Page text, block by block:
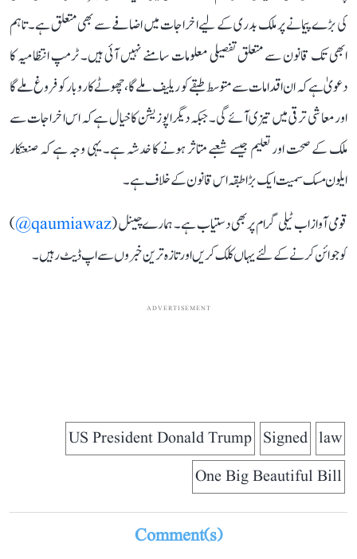
کی بڑے پیمانے پر ملک بدری کے لیے اخراجات میں اضافے سے بھی متعلق ہے۔ تاہم
ابھی تک قانون سے متعلق تفصیلی معلومات سامنے نہیں آئی ہیں۔ ٹرمپ انتظامیہ کا
دعویٰ ہے کہ ان اقدامات سے متوسط ​​طبقے کو ریلیف ملے گا، چھوٹے کاروبار کو فروغ ملے گا
اور معاشی ترقی میں تیزی آئے گی۔ جبکہ دیگر اپوزیشن کا خیال ہے کہ اس اخراجات سے
ملک کے صحت اور تعلیم جیسے شعبے متاثر ہونے کا خدشہ ہے۔ یہی وجہ ہے کہ صنعتکار
ایلون مسک سمیت ایک بڑا طبقہ اس قانون کے خلاف ہے۔
قومی آواز اب ٹیلی گرام پر بھی دستیاب ہے۔ ہمارے چینل (qaumiawaz@
)
کو جوائن کرنے کے لئے یہاں کلک کریں اور تازہ ترین خبروں سے اپ ڈیٹ رہیں۔
ADVERTISEMENT
law
Signed
US President Donald Trump
One Big Beautiful Bill
Comment(s)